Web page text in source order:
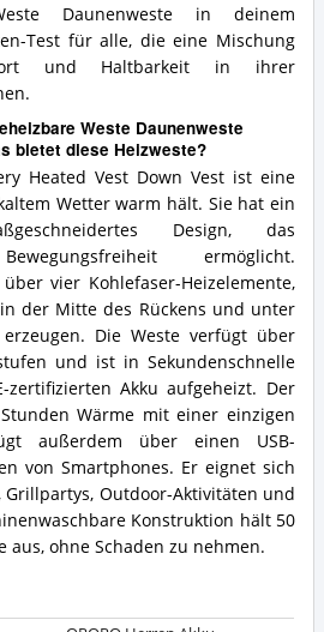
Daunenweste in deinem
Test für alle, die eine Mischung
und Haltbarkeit in ihrer
Weste Daunenweste
bietet diese Heizweste?
Heated Vest Down Vest ist eine
Wetter warm hält. Sie hat ein
Design, das
ermöglicht.
vier Kohlefaser-Heizelemente,
der Mitte des Rückens und unter
Die Weste verfügt über
und ist in Sekundenschnelle
zertifizierten Akku aufgeheizt. Der
Wärme mit einer einzigen
außerdem über einen USB-
von Smartphones. Er eignet sich
Outdoor-Aktivitäten und
Konstruktion hält 50
aus, ohne Schaden zu nehmen.